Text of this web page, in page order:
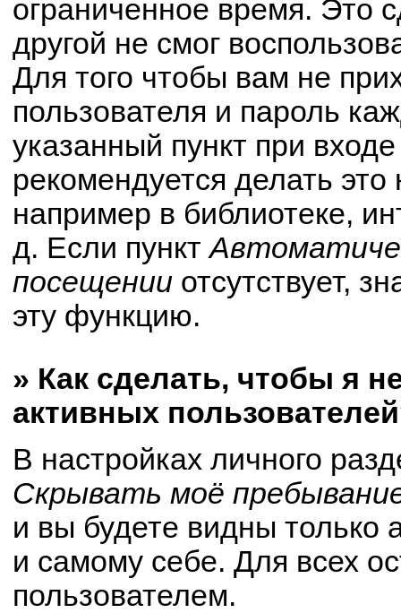
ограниченное время. Это
другой не смог
Для того чтобы вам не
пользователя и пароль
указанный пункт при
рекомендуется делать
например в библиотеке,
д. Если пункт
посещении отсутствует,
эту функцию.
» Как сделать, чтобы я
активных
В настройках личного
Скрывать моё
и вы будете видны только
и самому себе. Для всех
пользователем.